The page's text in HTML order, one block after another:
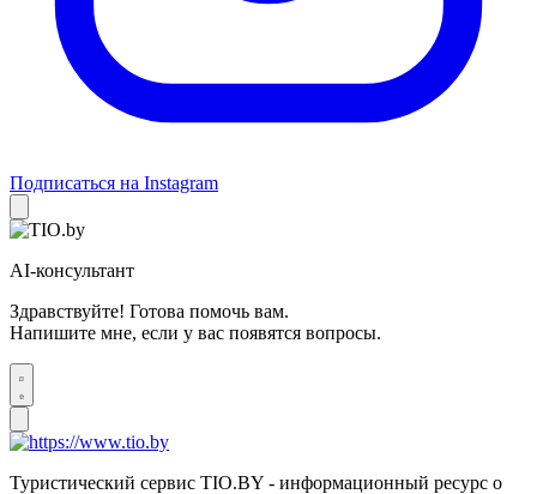
Подписаться на Instagram
AI-консультант
Здравствуйте! Готова помочь вам.
Напишите мне, если у вас появятся вопросы.
Туристический сервис TIO.BY - информационный ресурс о